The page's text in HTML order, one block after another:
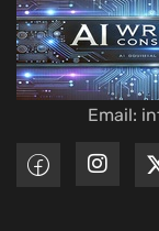
Email: